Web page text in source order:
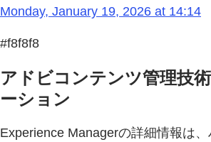
Monday, January 19, 2026 at 14:14
#f8f8f8
アドビコンテンツ管理技
ーション
Experience Managerの詳細情報は